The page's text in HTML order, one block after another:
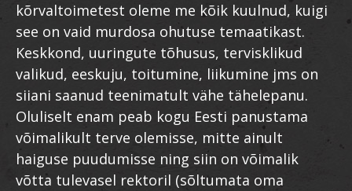
kõrvaltoimetest oleme me kõik kuulnud, kuigi
see on vaid murdosa ohutuse temaatikast.
Keskkond, uuringute tõhusus, tervisklikud
valikud, eeskuju, toitumine, liikumine jms on
siiani saanud teenimatult vähe tähelepanu.
Oluliselt enam peab kogu Eesti panustama
võimalikult terve olemisse, mitte ainult
haiguse puudumisse ning siin on võimalik
võtta tulevasel rektoril (sõltumata oma